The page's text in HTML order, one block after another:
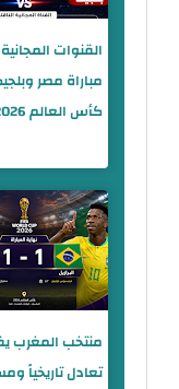
القنوات
مباراة مصر
كأس العالم 2026
منتخب المغرب
تعادل تاريخياً